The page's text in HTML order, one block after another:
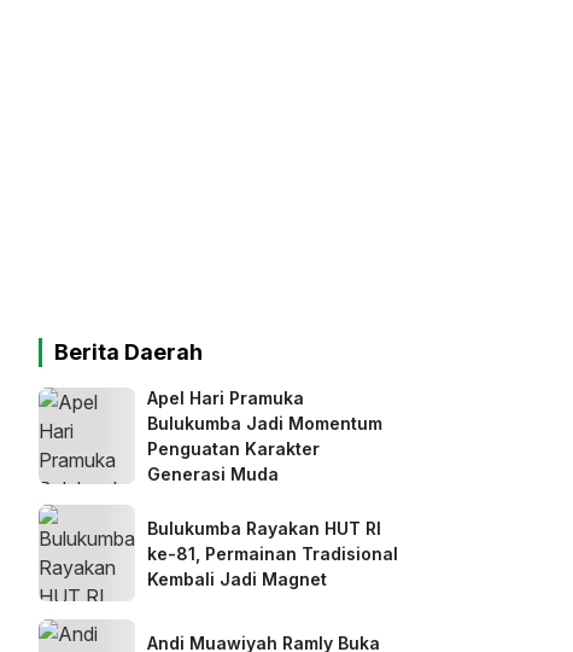
Berita Daerah
Apel Hari Pramuka
Bulukumba Jadi Momentum
Penguatan Karakter
Generasi Muda
Bulukumba Rayakan HUT RI
ke-81, Permainan Tradisional
Kembali Jadi Magnet
Andi Muawiyah Ramly Buka